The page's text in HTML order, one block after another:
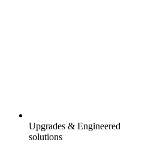
Upgrades & Engineered
solutions